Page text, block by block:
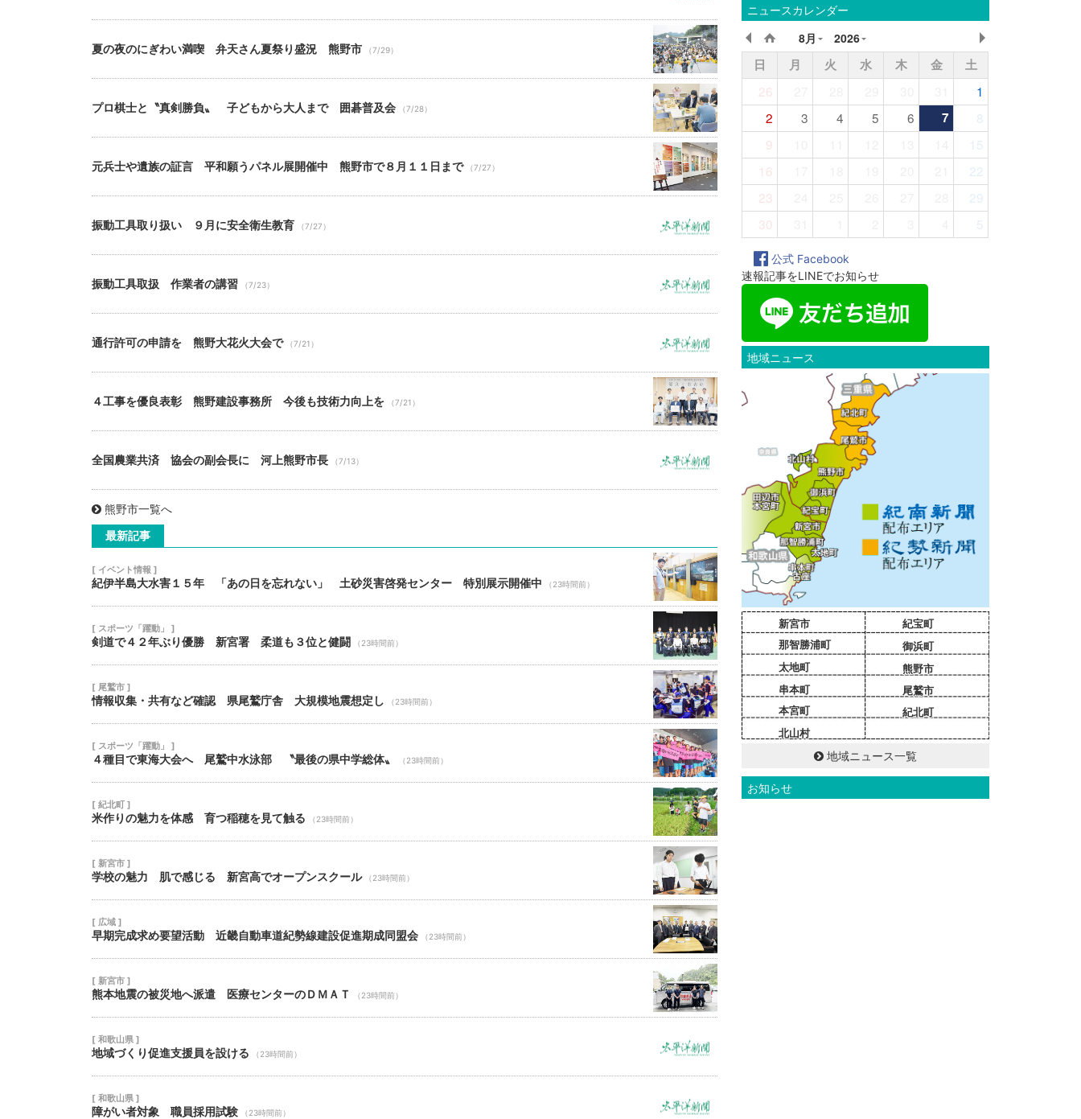
夏の夜のにぎわい満喫 弁天さん夏祭り盛況 熊野市 （7/29）
プロ棋士と〝真剣勝負〟 子どもから大人まで 囲碁普及会 （7/28）
元兵士や遺族の証言 平和願うパネル展開催中 熊野市で８月１１日まで （7/27）
振動工具取り扱い ９月に安全衛生教育 （7/27）
振動工具取扱 作業者の講習 （7/23）
通行許可の申請を 熊野大花火大会で （7/21）
４工事を優良表彰 熊野建設事務所 今後も技術力向上を （7/21）
全国農業共済 協会の副会長に 河上熊野市長 （7/13）
熊野市一覧へ
最新記事
[ イベント情報 ]
紀伊半島大水害１５年 「あの日を忘れない」 土砂災害啓発センター 特別展示開催中 （23時間前）
[ スポーツ「躍動」 ]
剣道で４２年ぶり優勝 新宮署 柔道も３位と健闘 （23時間前）
[ 尾鷲市 ]
情報収集・共有など確認 県尾鷲庁舎 大規模地震想定し （23時間前）
[ スポーツ「躍動」 ]
４種目で東海大会へ 尾鷲中水泳部 〝最後の県中学総体〟 （23時間前）
[ 紀北町 ]
米作りの魅力を体感 育つ稲穂を見て触る （23時間前）
[ 新宮市 ]
学校の魅力 肌で感じる 新宮高でオープンスクール （23時間前）
[ 広域 ]
早期完成求め要望活動 近畿自動車道紀勢線建設促進期成同盟会 （23時間前）
[ 新宮市 ]
熊本地震の被災地へ派遣 医療センターのＤＭＡＴ （23時間前）
[ 和歌山県 ]
地域づくり促進支援員を設ける （23時間前）
[ 和歌山県 ]
障がい者対象 職員採用試験 （23時間前）
ニュースカレンダー
8月 2026
日 月 火 水 木 金
土
26
1
2
3 4 5 6 7
8
9
15
16
22
23
29
30
5
公式 Facebook
速報記事をLINEでお知らせ
地域ニュース
新宮市
那智勝浦町
太地町
串本町
本宮町
北山村
紀宝町
御浜町
熊野市
尾鷲市
紀北町
地域ニュース一覧
お知らせ